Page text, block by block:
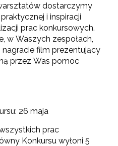
dostarczymy
i inspiracji
prac konkursowych.
w Waszych zespołach,
film prezentujący
przez Was pomoc
26 maja
prac
Konkursu wyłoni 5